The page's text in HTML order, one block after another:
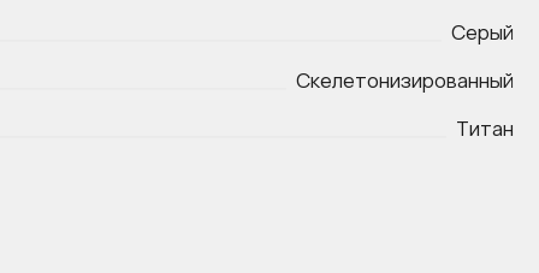
Серый
Скелетонизированный
Титан